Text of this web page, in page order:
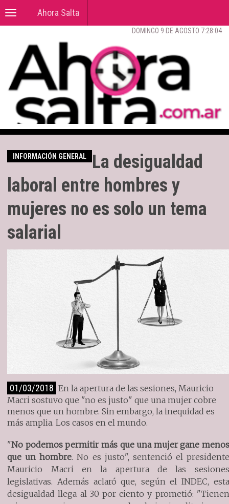
Toggle
navigation
Ahora Salta
DOMINGO 9 DE AGOSTO 7:28:05
INFORMACIÓN GENERAL
La desigualdad
laboral entre hombres y
mujeres no es solo un tema
salarial
01/03/2018 En la apertura de las sesiones, Mauricio
Macri sostuvo que "no es justo" que una mujer cobre
menos que un hombre. Sin embargo, la inequidad es
más amplia. Los casos en el mundo.
"No podemos permitir más que una mujer gane menos
que un hombre. No es justo", sentenció el presidente
Mauricio Macri en la apertura de las sesiones
legislativas. Además aclaró que, según el INDEC, esta
desigualdad llega al 30 por ciento y prometió: "Tienen